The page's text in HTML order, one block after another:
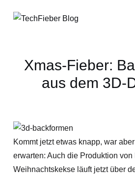
Xmas-Fieber:
aus dem 3D-
Kommt jetzt etwas knapp, war
erwarten: Auch die Produktion von
Weihnachtskekse läuft jetzt über